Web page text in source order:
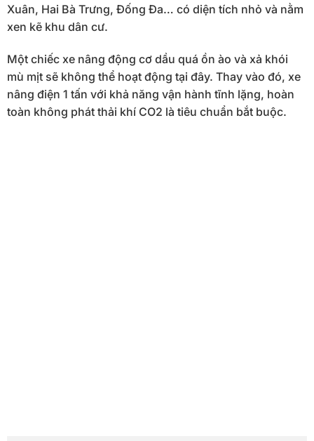
Xuân, Hai Bà Trưng, Đống Đa… có diện tích nhỏ và nằm
xen kẽ khu dân cư.
Một chiếc xe nâng động cơ dầu quá ồn ào và xả khói
mù mịt sẽ không thể hoạt động tại đây. Thay vào đó, xe
nâng điện 1 tấn với khả năng vận hành tĩnh lặng, hoàn
toàn không phát thải khí CO2 là tiêu chuẩn bắt buộc.